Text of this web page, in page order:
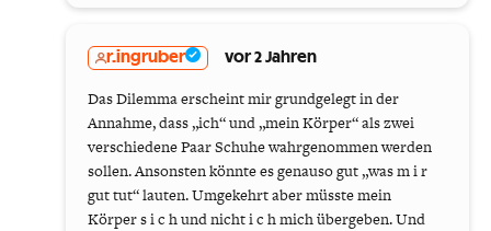
r.ingruber vor 2 Jahren
Das Dilemma erscheint mir grundgelegt in der
Annahme, dass „ich“ und „mein Körper“ als zwei
verschiedene Paar Schuhe wahrgenommen werden
sollen. Ansonsten könnte es genauso gut „was m i r
gut tut“ lauten. Umgekehrt aber müsste mein
Körper s i c h und nicht i c h mich übergeben. Und